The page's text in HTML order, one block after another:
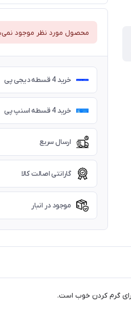
محصول مورد نظر موجود
خرید 4 قسطه دیجی پی
خرید 4 قسطه اسنپ پی
ارسال سریع
گارانتی اصالت کالا
موجود در انبار